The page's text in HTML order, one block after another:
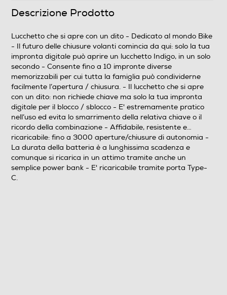
Descrizione Prodotto
Lucchetto che si apre con un dito - Dedicato al mondo Bike
- Il futuro delle chiusure volanti comincia da qui: solo la tua
impronta digitale può aprire un lucchetto Indigo, in un solo
secondo - Consente fino a 10 impronte diverse
memorizzabili per cui tutta la famiglia può condividerne
facilmente l’apertura / chiusura. - Il lucchetto che si apre
con un dito: non richiede chiave ma solo la tua impronta
digitale per il blocco / sblocco - E' estremamente pratico
nell’uso ed evita lo smarrimento della relativa chiave o il
ricordo della combinazione - Affidabile, resistente e…
ricaricabile: fino a 3000 aperture/chiusure di autonomia -
La durata della batteria è a lunghissima scadenza e
comunque si ricarica in un attimo tramite anche un
semplice power bank - E' ricaricabile tramite porta Type-
C.